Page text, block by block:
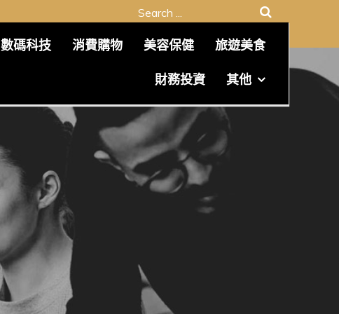
Search
數碼科技 消費購物 美容保健 旅遊美食
財務投資 其他